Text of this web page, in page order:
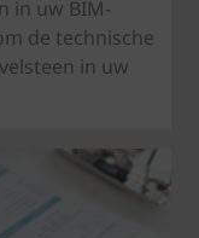
in uw BIM-
de technische
in uw